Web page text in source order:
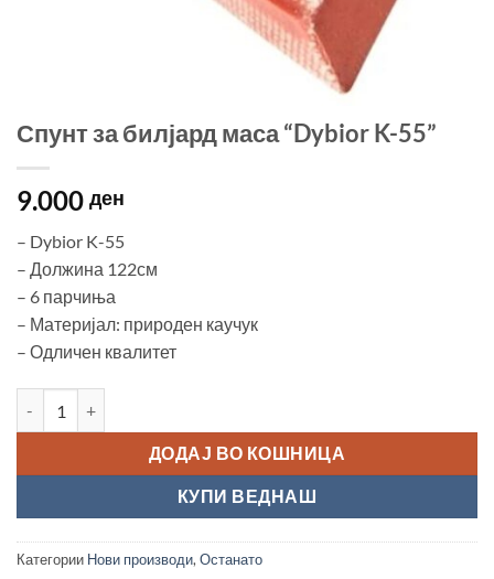
Спунт за билјард маса “Dybior K-55”
9.000 ден
– Dybior K-55
– Должина 122см
– 6 парчиња
– Материјал: природен каучук
– Одличен квалитет
ДОДАЈ ВО КОШНИЦА
КУПИ ВЕДНАШ
Категории Нови производи, Останато